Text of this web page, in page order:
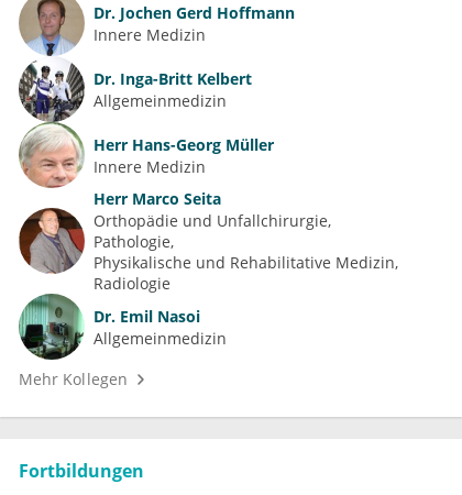
Dr. Jochen Gerd Hoffmann
Innere Medizin
Dr. Inga-Britt Kelbert
Allgemeinmedizin
Herr Hans-Georg Müller
Innere Medizin
Herr Marco Seita
Orthopädie und Unfallchirurgie
Pathologie
Physikalische und Rehabilitative Medizin
Radiologie
Dr. Emil Nasoi
Allgemeinmedizin
Mehr Kollegen
Fortbildungen